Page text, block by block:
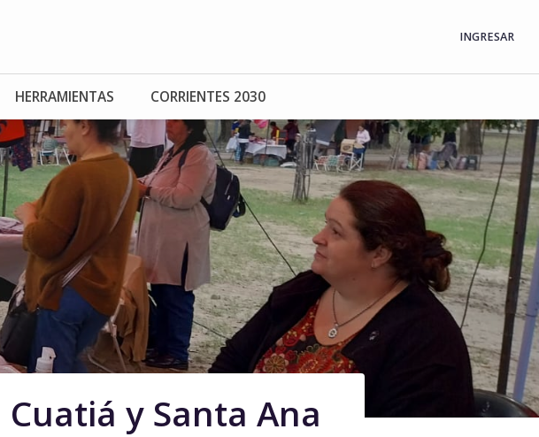
INGRESAR
HERRAMIENTAS CORRIENTES 2030
y Santa Ana